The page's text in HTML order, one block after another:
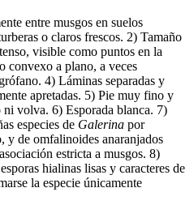
entre musgos en suelos
o claros frescos. 2) Tamaño
visible como puntos en la
convexo a plano, a veces
4) Láminas separadas y
apretadas. 5) Pie muy fino y
volva. 6) Esporada blanca. 7)
especies de Galerina por
y de omfalinoides anaranjados
estricta a musgos. 8)
hialinas lisas y caracteres de
la especie únicamente